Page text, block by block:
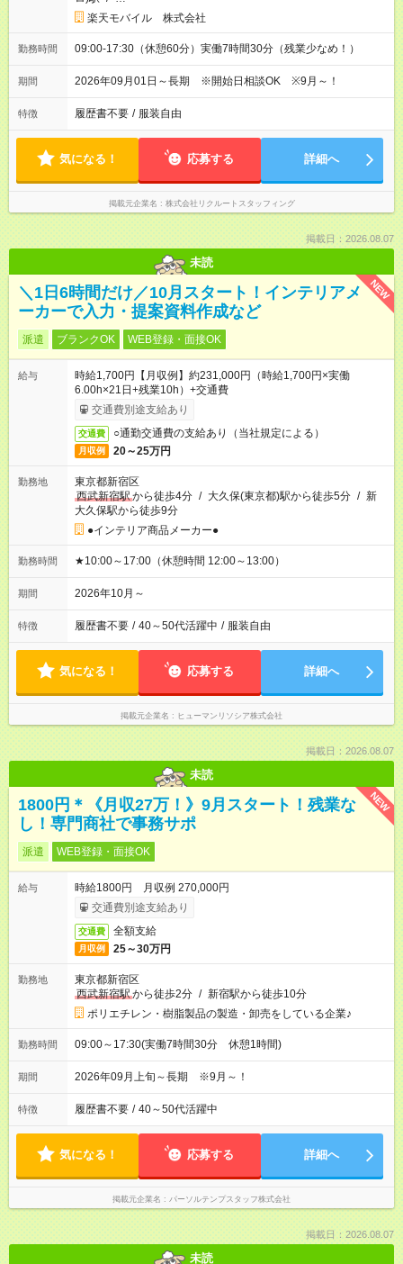
楽天モバイル 株式会社
勤務時間 09:00-17:30（休憩60分）実働7時間30分（残業少なめ！）
期間 2026年09月01日～長期 ※開始日相談OK ※9月～！
特徴 履歴書不要 / 服装自由
気になる！ 応募する 詳細へ
掲載元企業名 株式会社リクルートスタッフィング
掲載日：2026.08.07
未読
NEW
＼1日6時間だけ／10月スタート！インテリアメ
ーカーで入力・提案資料作成など
派遣 ブランクOK WEB登録・面接OK
給与
時給1,700円【月収例】約231,000円（時給1,700円×実働
6.00h×21日+残業10h）+交通費
交通費別途支給あり
交通費 ○通勤交通費の支給あり（当社規定による）
月収例 20～25万円
勤務地
東京都新宿区
西武新宿駅から徒歩4分 / 大久保(東京都)駅から徒歩5分 / 新
大久保駅から徒歩9分
●インテリア商品メーカー●
勤務時間 ★10:00～17:00（休憩時間 12:00～13:00）
期間 2026年10月～
特徴 履歴書不要 / 40～50代活躍中 / 服装自由
気になる！ 応募する 詳細へ
掲載元企業名 ヒューマンリソシア株式会社
掲載日：2026.08.07
未読
NEW
1800円＊《月収27万！》9月スタート！残業な
し！専門商社で事務サポ
派遣 WEB登録・面接OK
給与
時給1800円 月収例 270,000円
交通費別途支給あり
交通費 全額支給
月収例 25～30万円
勤務地
東京都新宿区
西武新宿駅から徒歩2分 / 新宿駅から徒歩10分
ポリエチレン・樹脂製品の製造・卸売をしている企業♪
勤務時間 09:00～17:30(実働7時間30分 休憩1時間)
期間 2026年09月上旬～長期 ※9月～！
特徴 履歴書不要 / 40～50代活躍中
気になる！ 応募する 詳細へ
掲載元企業名 パーソルテンプスタッフ株式会社
掲載日：2026.08.07
未読